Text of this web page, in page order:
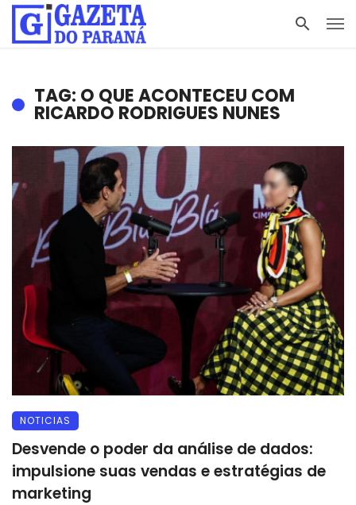
TAG: O QUE ACONTECEU COM
RICARDO RODRIGUES NUNES
NOTICIAS
Desvende o poder da análise de dados:
impulsione suas vendas e estratégias de
marketing